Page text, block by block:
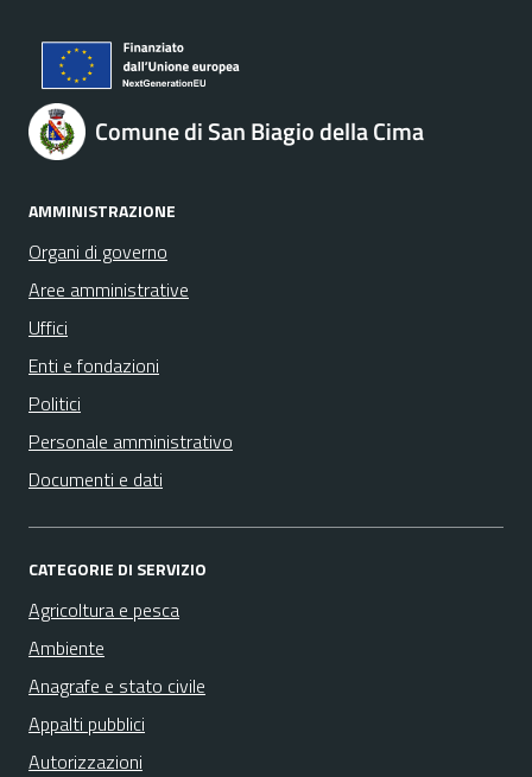
Comune di San Biagio della Cima
AMMINISTRAZIONE
Organi di governo
Aree amministrative
Uffici
Enti e fondazioni
Politici
Personale amministrativo
Documenti e dati
CATEGORIE DI SERVIZIO
Agricoltura e pesca
Ambiente
Anagrafe e stato civile
Appalti pubblici
Autorizzazioni